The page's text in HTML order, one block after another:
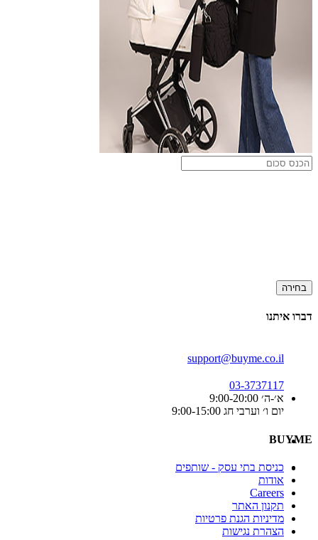
בחירה
דברו איתנו
support@buyme.co.il
03-3737117
א׳-ה׳ 9:00-20:00
יום ו׳ וערבי חג 9:00-15:00
BUYME
כניסת בתי עסק - שותפים
אודות
Careers
תקנון האתר
מדיניות הגנת פרטיות
הצהרת נגישות